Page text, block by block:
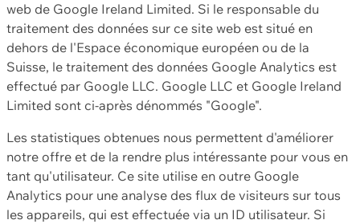
web de Google Ireland Limited. Si le responsable du
traitement des données sur ce site web est situé en
dehors de l'Espace économique européen ou de la
Suisse, le traitement des données Google Analytics est
effectué par Google LLC. Google LLC et Google Ireland
Limited sont ci-après dénommés "Google".
Les statistiques obtenues nous permettent d'améliorer
notre offre et de la rendre plus intéressante pour vous en
tant qu'utilisateur. Ce site utilise en outre Google
Analytics pour une analyse des flux de visiteurs sur tous
les appareils, qui est effectuée via un ID utilisateur. Si